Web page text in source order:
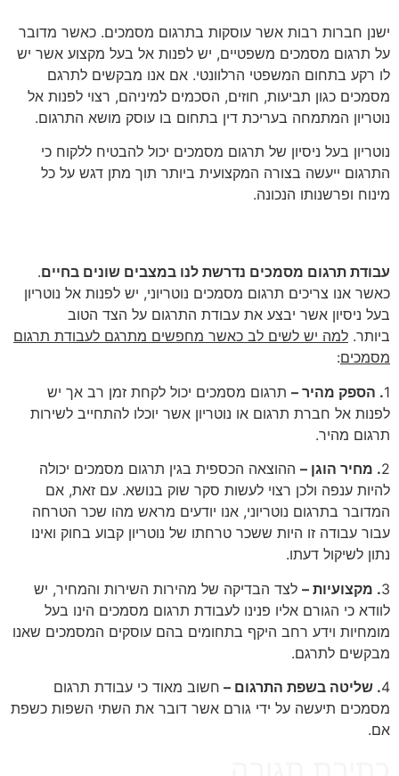
ישנן חברות רבות אשר עוסקות בתרגום מסמכים. כאשר מדובר
על תרגום מסמכים משפטיים, יש לפנות אל בעל מקצוע אשר יש
לו רקע בתחום המשפטי הרלוונטי. אם אנו מבקשים לתרגם
מסמכים כגון תביעות, חוזים, הסכמים למיניהם, רצוי לפנות אל
נוטריון המתמחה בעריכת דין בתחום בו עוסק מושא התרגום.
נוטריון בעל ניסיון של תרגום מסמכים יכול להבטיח ללקוח כי
התרגום ייעשה בצורה המקצועית ביותר תוך מתן דגש על כל
מינוח ופרשנותו הנכונה.
עבודת תרגום מסמכים נדרשת לנו במצבים שונים בחיים.
כאשר אנו צריכים תרגום מסמכים נוטריוני, יש לפנות אל נוטריון
בעל ניסיון אשר יבצע את עבודת התרגום על הצד הטוב
ביותר. למה יש לשים לב כאשר מחפשים מתרגם לעבודת תרגום
מסמכים:
1
. הספק מהיר – תרגום מסמכים יכול לקחת זמן רב אך יש
לפנות אל חברת תרגום או נוטריון אשר יוכלו להתחייב לשירות
תרגום מהיר.
2
. מחיר הוגן – ההוצאה הכספית בגין תרגום מסמכים יכולה
להיות ענפה ולכן רצוי לעשות סקר שוק בנושא. עם זאת, אם
המדובר בתרגום נוטריוני, אנו יודעים מראש מהו שכר הטרחה
עבור עבודה זו היות ששכר טרחתו של נוטריון קבוע בחוק ואינו
נתון לשיקול דעתו.
3
. מקצועיות – לצד הבדיקה של מהירות השירות והמחיר, יש
לוודא כי הגורם אליו פנינו לעבודת תרגום מסמכים הינו בעל
מומחיות וידע רחב היקף בתחומים בהם עוסקים המסמכים שאנו
מבקשים לתרגם.
4
. שליטה בשפת התרגום – חשוב מאוד כי עבודת תרגום
מסמכים תיעשה על ידי גורם אשר דובר את השתי השפות כשפת
אם.